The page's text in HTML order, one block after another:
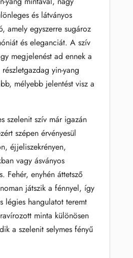
és látványos
amely egyszerre sugároz
és eleganciát. A szív
megjelenést ad ennek a
yin-yang
mélyebb jelentést visz a
szelenit szív már igazán
szépen érvényesül
éjjeliszekrényen,
vagy ásványos
Fehér, enyhén áttetsző
játszik a fénnyel, így
légies hangulatot teremt
minta különösen
a szelenit selymes fényű